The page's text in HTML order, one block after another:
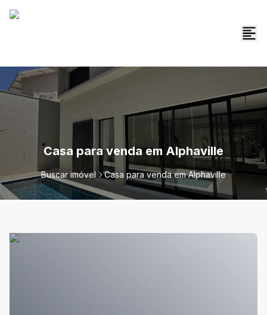
Casa para venda em Alphaville
Buscar imóvel Casa para venda em Alphaville